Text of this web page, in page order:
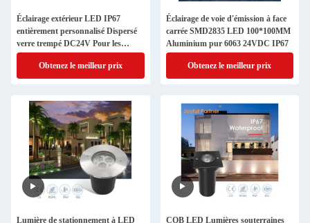
Éclairage extérieur LED IP67
entièrement personnalisé Dispersé
verre trempé DC24V Pour les
sentiers de jardin
Obtenez le meilleur prix
Éclairage de voie d'émission à face
carrée SMD2835 LED 100*100MM
Aluminium pur 6063 24VDC IP67
Obtenez le meilleur prix
Lumière de stationnement à LED
COB LED Lumières souterraines